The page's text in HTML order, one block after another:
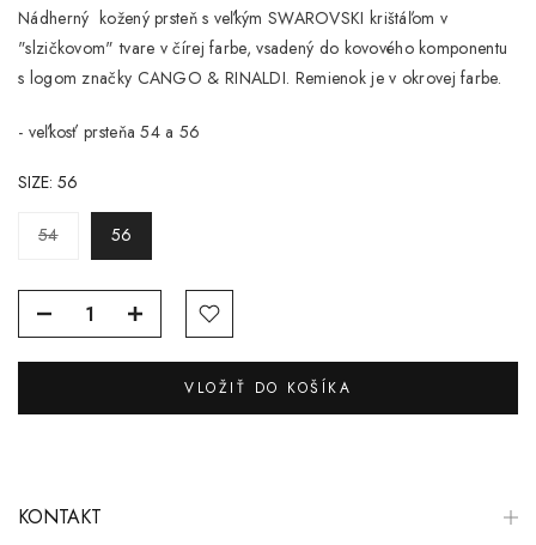
Nádherný kožený prsteň s veľkým SWAROVSKI krištáľom v
"slzičkovom" tvare v čírej farbe, vsadený do kovového komponentu
s logom značky CANGO & RINALDI. Remienok je v okrovej farbe.
- veľkosť prsteňa 54 a 56
SIZE: 56
54 56
VLOŽIŤ DO KOŠÍKA
KONTAKT